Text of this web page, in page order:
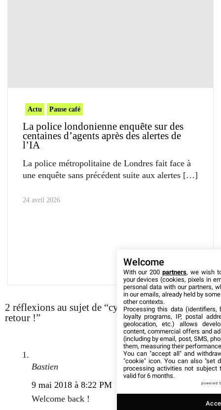
Actu Pause café
La police londonienne enquête sur des
centaines d’agents après des alertes de
l’IA
La police métropolitaine de Londres fait face à
une enquête sans précédent suite aux alertes
24 avril 2026
2 réflexions au sujet de “cyber-securite.fr est de
retour !”
Bastien
9 mai 2018 à 8:22 PM
Welcome back !
Welcome
With our 200partners, we wish
your devices (cookies, pixels in
personal data with our partners,
in our emails, already held by
other contexts.
Processing this data (identifiers,
loyalty programs, IP, postal
geolocation, etc.) allows
content, commercial offers and
(including by email, post, SMS,
them, measuring their
You can "accept all" and
"cookie" icon. You can also "set
processing activities not subject
valid for 6 months.
powered